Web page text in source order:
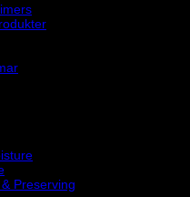
Preserving